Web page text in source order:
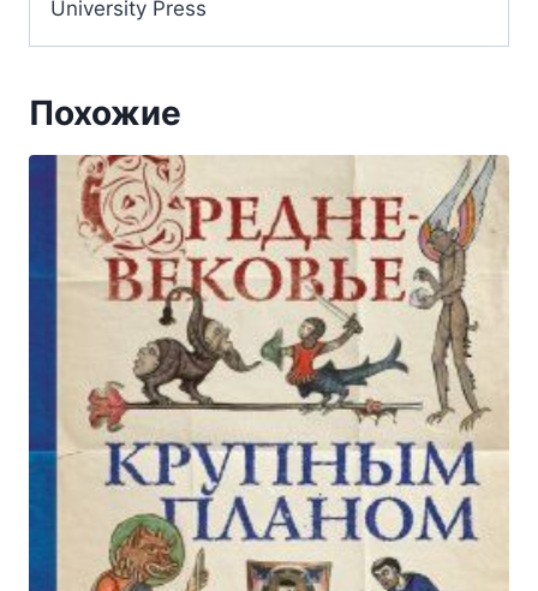
University Press
Похожие